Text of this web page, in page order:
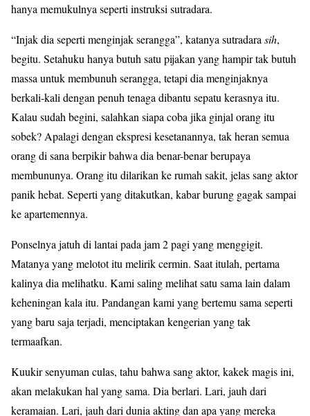
hanya memukulnya seperti instruksi sutradara.
“Injak dia seperti menginjak serangga”, katanya sutradara sih,
begitu. Setahuku hanya butuh satu pijakan yang hampir tak butuh
massa untuk membunuh serangga, tetapi dia menginjaknya
berkali-kali dengan penuh tenaga dibantu sepatu kerasnya itu.
Kalau sudah begini, salahkan siapa coba jika ginjal orang itu
sobek? Apalagi dengan ekspresi kesetanannya, tak heran semua
orang di sana berpikir bahwa dia benar-benar berupaya
membununya. Orang itu dilarikan ke rumah sakit, jelas sang aktor
panik hebat. Seperti yang ditakutkan, kabar burung gagak sampai
ke apartemennya.
Ponselnya jatuh di lantai pada jam 2 pagi yang menggigit.
Matanya yang melotot itu melirik cermin. Saat itulah, pertama
kalinya dia melihatku. Kami saling melihat satu sama lain dalam
keheningan kala itu. Pandangan kami yang bertemu sama seperti
yang baru saja terjadi, menciptakan kengerian yang tak
termaafkan.
Kuukir senyuman culas, tahu bahwa sang aktor, kakek magis ini,
akan melakukan hal yang sama. Dia berlari. Lari, jauh dari
keramaian. Lari, jauh dari dunia akting dan apa yang mereka